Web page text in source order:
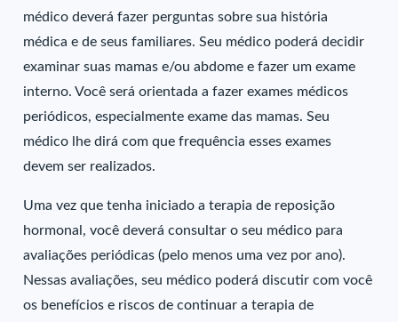
médico deverá fazer perguntas sobre sua história
médica e de seus familiares. Seu médico poderá decidir
examinar suas mamas e/ou abdome e fazer um exame
interno. Você será orientada a fazer exames médicos
periódicos, especialmente exame das mamas. Seu
médico lhe dirá com que frequência esses exames
devem ser realizados.
Uma vez que tenha iniciado a terapia de reposição
hormonal, você deverá consultar o seu médico para
avaliações periódicas (pelo menos uma vez por ano).
Nessas avaliações, seu médico poderá discutir com você
os benefícios e riscos de continuar a terapia de